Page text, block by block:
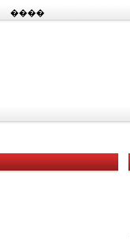
����